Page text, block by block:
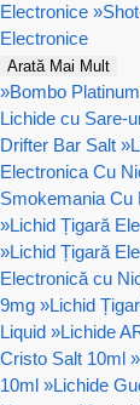
Electronice »
Electronice
Arată Mai Mult
»Bombo
Lichide cu Sare-
Drifter Bar Salt »
Electronica Cu
Smokemania Cu
»Lichid Țigară
»Lichid Țigară
Electronică cu
9mg »Lichid
Liquid »Lichide
Cristo Salt 10ml »
10ml »Lichide